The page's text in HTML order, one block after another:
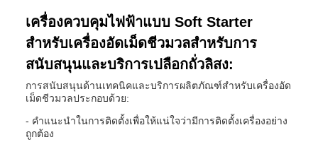
เครื่องควบคุมไฟฟ้าแบบ Soft Starter
สำหรับเครื่องอัดเม็ดชีวมวลสำหรับการ
สนับสนุนและบริการเปลือกถั่วลิสง:
การสนับสนุนด้านเทคนิคและบริการผลิตภัณฑ์สำหรับเครื่องอัด
เม็ดชีวมวลประกอบด้วย:
- คำแนะนำในการติดตั้งเพื่อให้แน่ใจว่ามีการติดตั้งเครื่องอย่าง
ถูกต้อง